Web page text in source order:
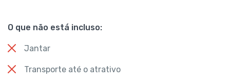
O que não está incluso:
Jantar
Transporte até o atrativo